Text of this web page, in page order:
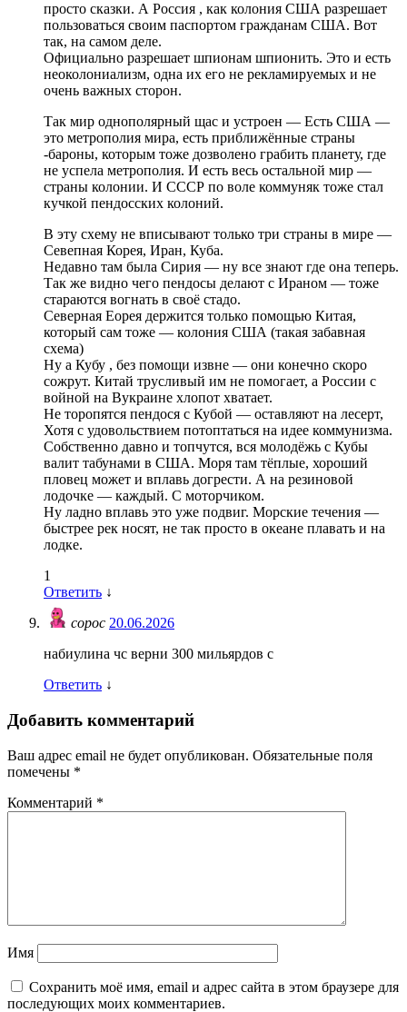
просто сказки. А Россия , как колония США разрешает
пользоваться своим паспортом гражданам США. Вот
так, на самом деле.
Официально разрешает шпионам шпионить. Это и есть
неоколониализм, одна их его не рекламируемых и не
очень важных сторон.
Так мир однополярный щас и устроен — Есть США —
это метрополия мира, есть приближённые страны
-бароны, которым тоже дозволено грабить планету, где
не успела метрополия. И есть весь остальной мир —
страны колонии. И СССР по воле коммуняк тоже стал
кучкой пендосских колоний.
В эту схему не вписывают только три страны в мире —
Севепная Корея, Иран, Куба.
Недавно там была Сирия — ну все знают где она теперь.
Так же видно чего пендосы делают с Ираном — тоже
стараются вогнать в своё стадо.
Северная Еорея держится только помощью Китая,
который сам тоже — колония США (такая забавная
схема)
Ну а Кубу , без помощи извне — они конечно скоро
сожрут. Китай трусливый им не помогает, а России с
войной на Вукраине хлопот хватает.
Не торопятся пендося с Кубой — оставляют на лесерт,
Хотя с удовольствием потоптаться на идее коммунизма.
Собственно давно и топчутся, вся молодёжь с Кубы
валит табунами в США. Моря там тёплые, хороший
пловец может и вплавь догрести. А на резиновой
лодочке — каждый. С моторчиком.
Ну ладно вплавь это уже подвиг. Морские течения —
быстрее рек носят, не так просто в океане плавать и на
лодке.
1
Ответить ↓
сорос 20.06.2026
набиулина чс верни 300 мильярдов с
Ответить ↓
Добавить комментарий
Ваш адрес email не будет опубликован. Обязательные поля
помечены *
Комментарий *
Имя
Сохранить моё имя, email и адрес сайта в этом браузере для
последующих моих комментариев.